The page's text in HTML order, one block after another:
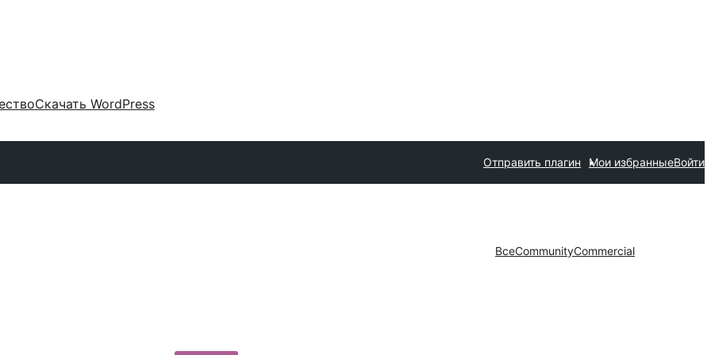
Скачать WordPress
Отправить плагин Мои избранныеВойти
ВсеCommunityCommercial